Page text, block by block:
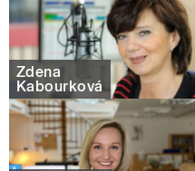
Zdena
Kabourková